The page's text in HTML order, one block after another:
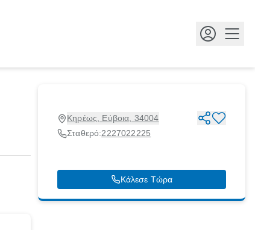
Κηρέως, Εύβοια, 34004
Σταθερό:2227022225
Κάλεσε Τώρα